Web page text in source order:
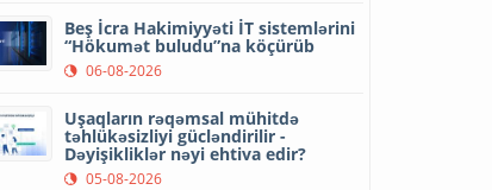
Beş İcra Hakimiyyəti İT sistemlərini
“Hökumət buludu”na köçürüb
06-08-2026
Uşaqların rəqəmsal mühitdə
təhlükəsizliyi gücləndirilir -
Dəyişikliklər nəyi ehtiva edir?
05-08-2026